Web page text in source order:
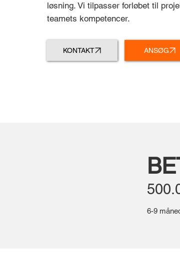
løsning. Vi tilpasser forløbet til
teamets kompetencer.
KONTAKT ANSØG
6-9